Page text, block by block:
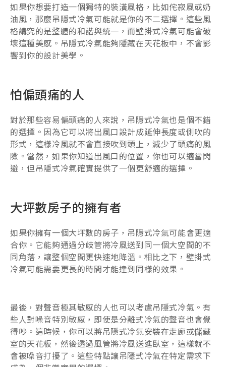
如果你想要打造一個獨特的裝潢風格，比如侘寂風或奶
油風，那麼吊隱式冷氣可能就是你的不二選擇。這些風
格講究的是整體的和諧與統一，而壁掛式冷氣可能會破
壞這種美感。吊隱式冷氣能夠隱藏在天花板中，不會影
響到你的設計美學。
怕偏頭痛的人
對於那些容易偏頭痛的人來說，吊隱式冷氣也是個不錯
的選擇。因為它可以將出風口設計成延伸長度或側吹的
形式，這樣冷風就不會直接吹到頭上，減少了頭痛的風
險。當然，如果你知道出風口的位置，你也可以適當閃
避，但吊隱式冷氣確實提供了一個更舒適的選擇。
大坪數房子的擁有者
如果你擁有一個大坪數的房子，吊隱式冷氣可能會更適
合你。它能夠通過分歧管將冷風送到同一個大空間的不
同角落，讓整個空間更快速地降溫。相比之下，壁掛式
冷氣可能需要更長的時間才能達到同樣的效果。
最後，對聲音極其敏感的人也可以考慮吊隱式冷氣。有
些人對噪音特別敏感，即使是分離式冷氣的聲音也會覺
得吵。這時候，你可以將吊隱式冷氣安裝在走廊或儲藏
室的天花板，然後透過風管將冷風送進臥室，這樣就不
會被噪音打擾了。這些特點讓吊隱式冷氣在特定需求下